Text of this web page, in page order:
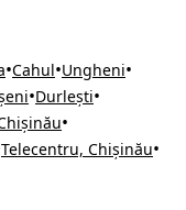
•Cahul•Ungheni•
•Durlești•
•
Telecentru, Chișinău•